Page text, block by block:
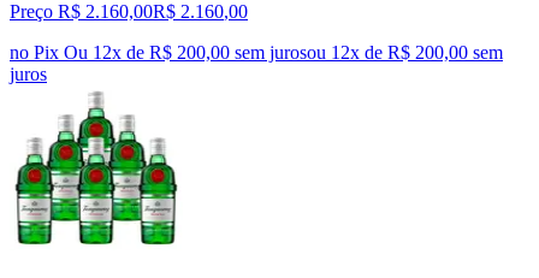
Preço R$ 2.160,00R$ 2.160,00
no Pix Ou 12x de R$ 200,00 sem jurosou 12x de R$ 200,00 sem
juros